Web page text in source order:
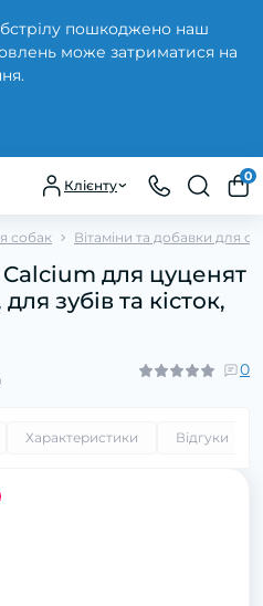
пошкоджено наш
може затриматися на
Клієнту
0
собак Вітаміни та добавки для
Calcium для цуценят
зубів та кісток,
0
Характеристики Відгуки